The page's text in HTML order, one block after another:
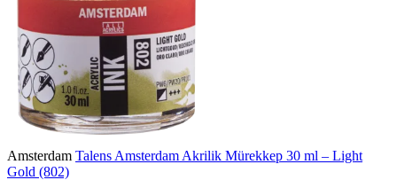
Amsterdam Talens Amsterdam Akrilik Mürekkep 30 ml – Light
Gold (802)